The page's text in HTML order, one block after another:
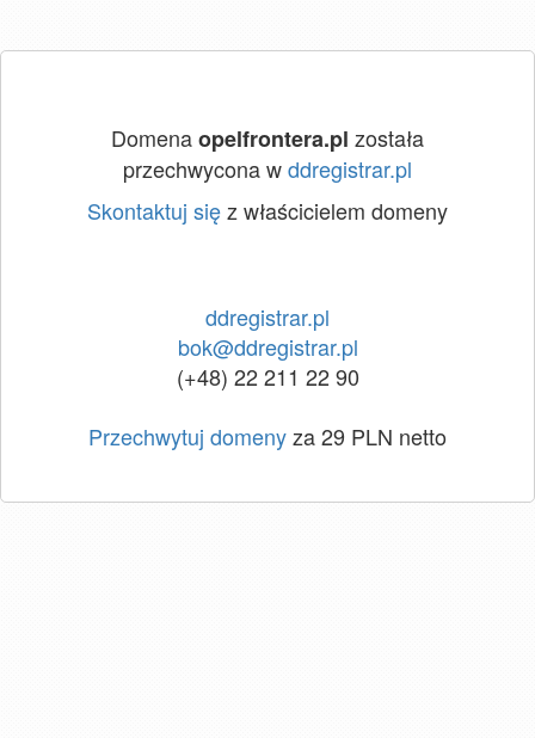
Domenaopelfrontera.pl została
przechwycona wddregistrar.pl
Skontaktuj sięz właścicielem domeny
ddregistrar.pl
bok@ddregistrar.pl
(+48) 22 211 22 90
Przechwytuj domenyza 29 PLN netto